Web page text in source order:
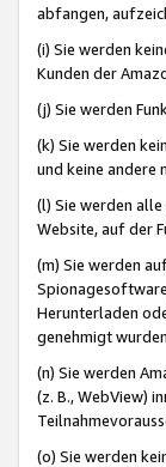
abfangen,
(i) Sie werden
Kunden der
(j) Sie werden
(k) Sie werden
und keine andere
(l) Sie werden
Website, auf der
(m) Sie werden
Herunterladen
genehmigt
(n) Sie werden
(z. B., WebView)
(o) Sie werden